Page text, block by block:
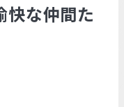
快な仲間た